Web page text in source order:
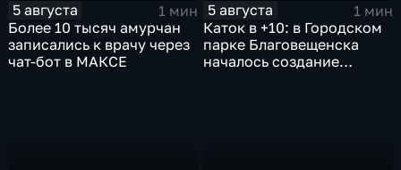
5 августа
1 мин
Более 10 тысяч амурчан
записались к врачу через
чат-бот в МАКСЕ
5 августа
1 мин
Каток в +10: в Городском
парке Благовещенска
началось создание